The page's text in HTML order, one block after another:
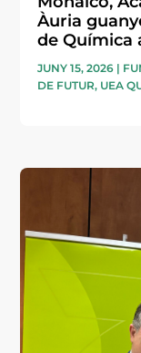
Àuria
de Química
JUNY 15, 2026 |
DE FUTUR, UEA